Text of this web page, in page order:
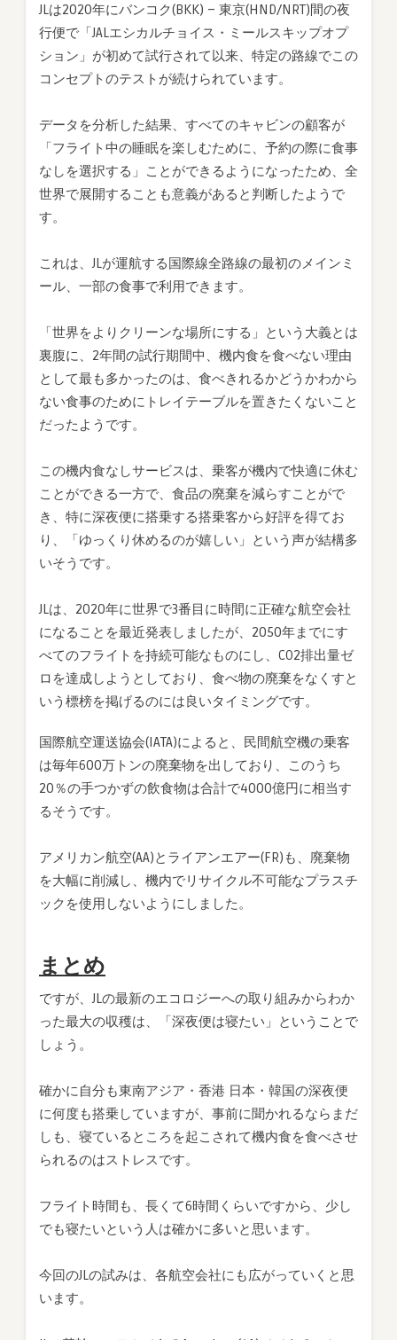
JLは2020年にバンコク(BKK) – 東京(HND/NRT)間の夜
行便で「JALエシカルチョイス・ミールスキップオプ
ション」が初めて試行されて以来、特定の路線でこの
コンセプトのテストが続けられています。
データを分析した結果、すべてのキャビンの顧客が
「フライト中の睡眠を楽しむために、予約の際に食事
なしを選択する」ことができるようになったため、全
世界で展開することも意義があると判断したようで
す。
これは、JLが運航する国際線全路線の最初のメインミ
ール、一部の食事で利用できます。
「世界をよりクリーンな場所にする」という大義とは
裏腹に、2年間の試行期間中、機内食を食べない理由
として最も多かったのは、食べきれるかどうかわから
ない食事のためにトレイテーブルを置きたくないこと
だったようです。
この機内食なしサービスは、乗客が機内で快適に休む
ことができる一方で、食品の廃棄を減らすことがで
き、特に深夜便に搭乗する搭乗客から好評を得てお
り、「ゆっくり休めるのが嬉しい」という声が結構多
いそうです。
JLは、2020年に世界で3番目に時間に正確な航空会社
になることを最近発表しましたが、2050年までにす
べてのフライトを持続可能なものにし、CO2排出量ゼ
ロを達成しようとしており、食べ物の廃棄をなくすと
いう標榜を掲げるのには良いタイミングです。
国際航空運送協会(IATA)によると、民間航空機の乗客
は毎年600万トンの廃棄物を出しており、このうち
20％の手つかずの飲食物は合計で4000億円に相当す
るそうです。
アメリカン航空(AA)とライアンエアー(FR)も、廃棄物
を大幅に削減し、機内でリサイクル不可能なプラスチ
ックを使用しないようにしました。
まとめ
ですが、JLの最新のエコロジーへの取り組みからわか
った最大の収穫は、「深夜便は寝たい」ということで
しょう。
確かに自分も東南アジア・香港 日本・韓国の深夜便
に何度も搭乗していますが、事前に聞かれるならまだ
しも、寝ているところを起こされて機内食を食べさせ
られるのはストレスです。
フライト時間も、長くて6時間くらいですから、少し
でも寝たいという人は確かに多いと思います。
今回のJLの試みは、各航空会社にも広がっていくと思
います。